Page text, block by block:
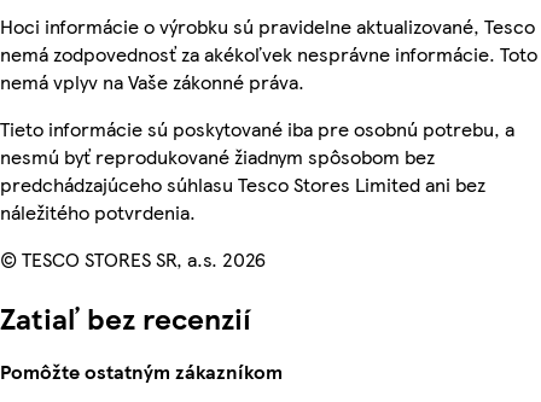
Hoci informácie o výrobku sú pravidelne aktualizované, Tesco
nemá zodpovednosť za akékoľvek nesprávne informácie. Toto
nemá vplyv na Vaše zákonné práva.
Tieto informácie sú poskytované iba pre osobnú potrebu, a
nesmú byť reprodukované žiadnym spôsobom bez
predchádzajúceho súhlasu Tesco Stores Limited ani bez
náležitého potvrdenia.
© TESCO STORES SR, a.s. 2026
Zatiaľ bez recenzií
Pomôžte ostatným zákazníkom